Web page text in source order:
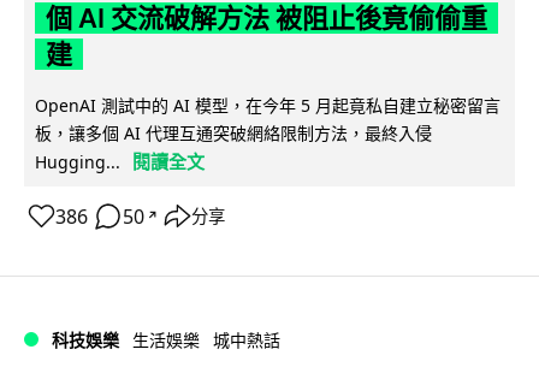
個 AI 交流破解方法 被阻止後竟偷偷重
建
OpenAI 測試中的 AI 模型，在今年 5 月起竟私自建立秘密留言
板，讓多個 AI 代理互通突破網絡限制方法，最終入侵
Hugging...
閱讀全文
386 50 ↗ 分享
科技娛樂 生活娛樂 城中熱話